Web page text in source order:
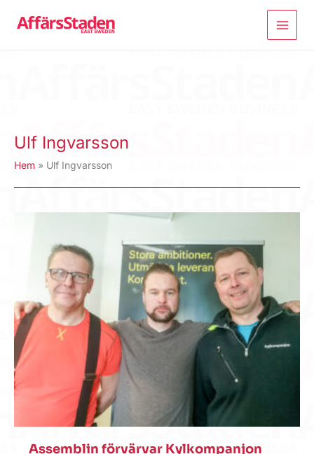
Ulf Ingvarsson
Hem Ulf Ingvarsson
Assemblin förvärvar Kylkompanjon